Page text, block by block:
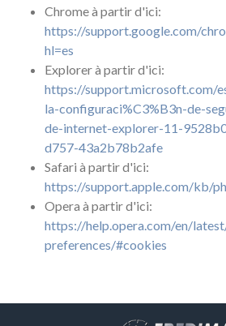
Chrome à partir d'ici:
https://support.google.com/
hl=es
Explorer à partir d'ici:
https://support.microsoft.com/
la-configuraci%C3%B3n-de-
de-internet-explorer-11-
d757-43a2b78b2afe
Safari à partir d'ici:
https://support.apple.com/kb/
Opera à partir d'ici:
https://help.opera.com/en/
preferences/#cookies